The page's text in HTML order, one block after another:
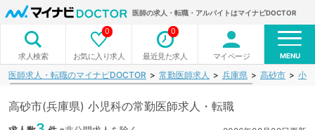
医師の求人・転職・アルバイトはマイナビDOCTOR
求人検索 お気に入り求人
0
最近見た求人
0
マイページ MENU
医師求人・転職のマイナビDOCTOR 常勤医師求人 兵庫県 高砂市 小
高砂市(兵庫県) 小児科の常勤医師求人・転職